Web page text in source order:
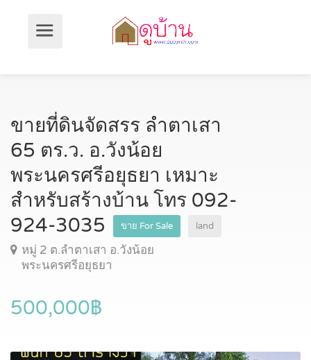
ขายที่ดินจัดสรร ลำตาเสา
65 ตร.ว. อ.วังน้อย
พระนครศรีอยุธยา เหมาะ
สำหรับสร้างบ้าน โทร 092-
924-3035
ขาย For Sale land
หมู่ 2 ต.ลำตาเสา อ.วังน้อย
พระนครศรีอยุธยา
500,000฿